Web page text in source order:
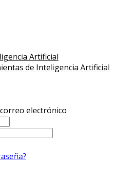
Artificial
de Inteligencia Artificial
electrónico